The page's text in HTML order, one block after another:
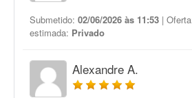
Submetido: 02/06/2026 às 11:53 |
estimada: Privado
Alexandre A.